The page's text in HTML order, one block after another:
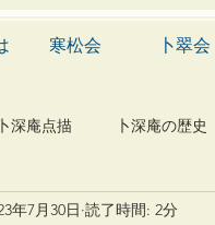
寒松会 卜翠会
卜深庵点描 卜深庵の歴史
文学 有職 民俗
年7月30日 読了時間: 2分